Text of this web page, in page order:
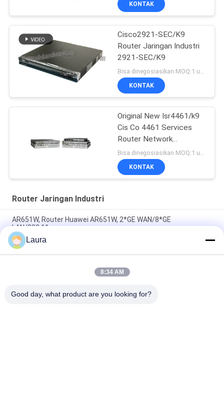
KONTAK
Cisco2921-SEC/K9
Router Jaringan Industri
2921-SEC/K9
KONTAK
Original New Isr4461/k9
Cis Co 4461 Services
Router Network
PouterISR4461/K9
KONTAK
Router Jaringan Industri
AR651W, Router Huawei AR651W, 2*GE WAN/8*GE
LAN/802.11ac
AR6710-L14T2X4, Router Huawei AR6700,
14xGE/2x10GE/4xSFP+
C8300-2N2S-4T2X, Router Cisco C8300, 2x10GE
Laura
8:34 AM
Good day, what product are you looking for?